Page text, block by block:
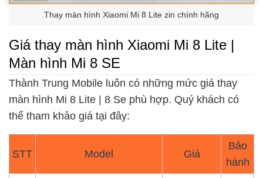
Thay màn hình Xiaomi Mi 8 Lite zin chính hãng
Giá thay màn hình Xiaomi Mi 8 Lite |
Màn hình Mi 8 SE
Thành Trung Mobile luôn có những mức giá thay
màn hình Mi 8 Lite | 8 Se phù hợp. Quý khách có
thể tham khảo giá tại đây:
STT Model Giá
Bảo
hành